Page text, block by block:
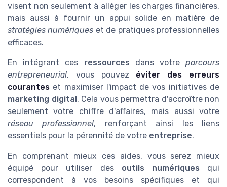
visent non seulement à alléger les charges financières,
mais aussi à fournir un appui solide en matière de
stratégies numériques et de pratiques professionnelles
efficaces.
En intégrant ces ressources dans votre parcours
entrepreneurial, vous pouvez éviter des erreurs
courantes et maximiser l'impact de vos initiatives de
marketing digital. Cela vous permettra d'accroître non
seulement votre chiffre d'affaires, mais aussi votre
réseau professionnel, renforçant ainsi les liens
essentiels pour la pérennité de votre entreprise.
En comprenant mieux ces aides, vous serez mieux
équipé pour utiliser des outils numériques qui
correspondent à vos besoins spécifiques et qui